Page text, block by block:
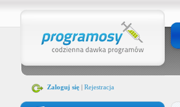
Zaloguj się| Rejestracja